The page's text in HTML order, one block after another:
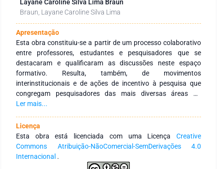
Layane Caroline Silva Lima Braun
Braun, Layane Caroline Silva Lima
Apresentação
Esta obra constituiu-se a partir de um processo colaborativo
entre professores, estudantes e pesquisadores que se
destacaram e qualificaram as discussões neste espaço
formativo. Resulta, também, de movimentos
interinstitucionais e de ações de incentivo à pesquisa que
congregam pesquisadores das mais diversas áreas do
conhecimento e de diferentes Instituições de Educação
internacional. Tem como objetivo integrar ações
interinstitucionais nacionais e internacionais com redes de
pesquisa que tenham a finalidade de fomentar a formação
continuada dos profissionais da educação, por meio da
produção e socialização de conhecimentos das diversas
Ler mais...
Licença
Esta obra está licenciada com uma Licença Creative
Commons Atribuição-NãoComercial-SemDerivações 4.0
Internacional .